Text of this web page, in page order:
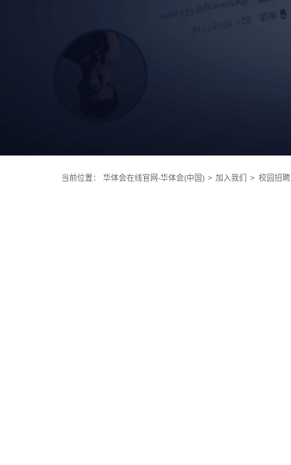
当前位置： 华体会在线官网-华体会(中国) > 加入我们 > 校园招聘